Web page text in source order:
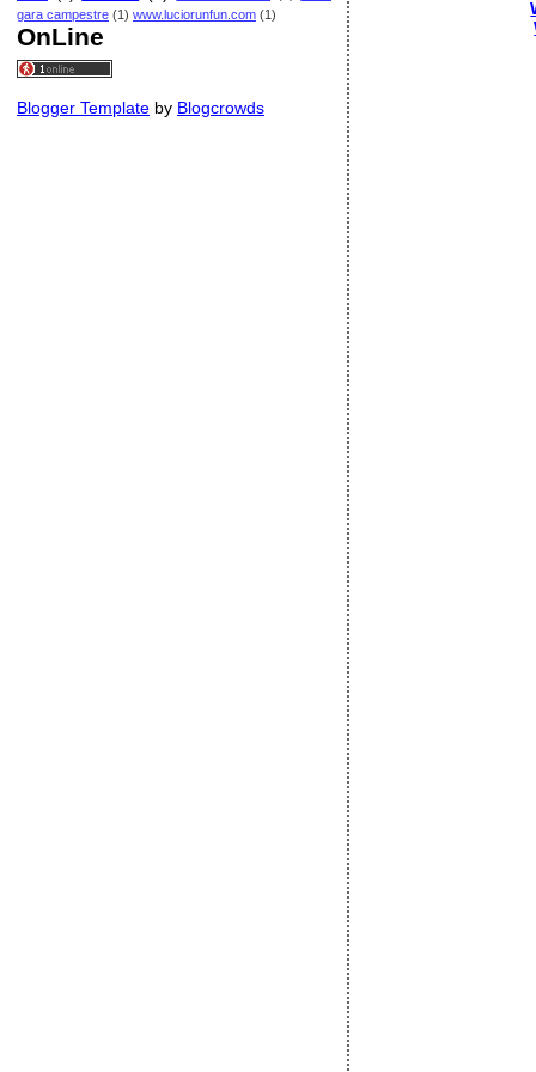
gara campestre (1) www.luciorunfun.com (1)
OnLine
Blogger Template by Blogcrowds